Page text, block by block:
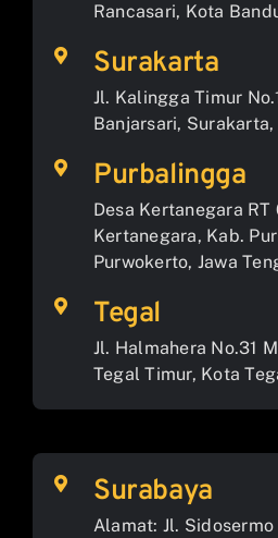
Rancasari, Kota
Surakarta
Jl. Kalingga Timur
Banjarsari, Surakarta,
Purbalingga
Desa Kertanegara
Kertanegara, Kab.
Purwokerto, Jawa
Tegal
Jl. Halmahera No.31
Tegal Timur, Kota
Surabaya
Alamat: Jl. Sidosermo